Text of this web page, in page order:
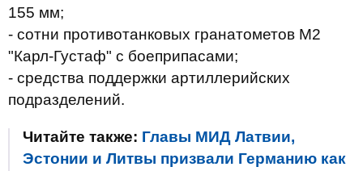
155 мм;
- сотни противотанковых гранатометов М2
"Карл-Густаф" с боеприпасами;
- средства поддержки артиллерийских
подразделений.
Читайте также: Главы МИД Латвии,
Эстонии и Литвы призвали Германию как